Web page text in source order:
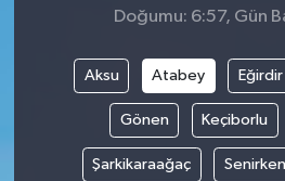
Doğumu: 6:57, Gün
Aksu Atabey Eğirdir
Gönen Keçiborlu
Şarkikaraağaç